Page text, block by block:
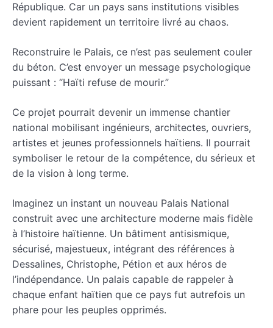
République. Car un pays sans institutions visibles
devient rapidement un territoire livré au chaos.
Reconstruire le Palais, ce n’est pas seulement couler
du béton. C’est envoyer un message psychologique
puissant : “Haïti refuse de mourir.”
Ce projet pourrait devenir un immense chantier
national mobilisant ingénieurs, architectes, ouvriers,
artistes et jeunes professionnels haïtiens. Il pourrait
symboliser le retour de la compétence, du sérieux et
de la vision à long terme.
Imaginez un instant un nouveau Palais National
construit avec une architecture moderne mais fidèle
à l’histoire haïtienne. Un bâtiment antisismique,
sécurisé, majestueux, intégrant des références à
Dessalines, Christophe, Pétion et aux héros de
l’indépendance. Un palais capable de rappeler à
chaque enfant haïtien que ce pays fut autrefois un
phare pour les peuples opprimés.